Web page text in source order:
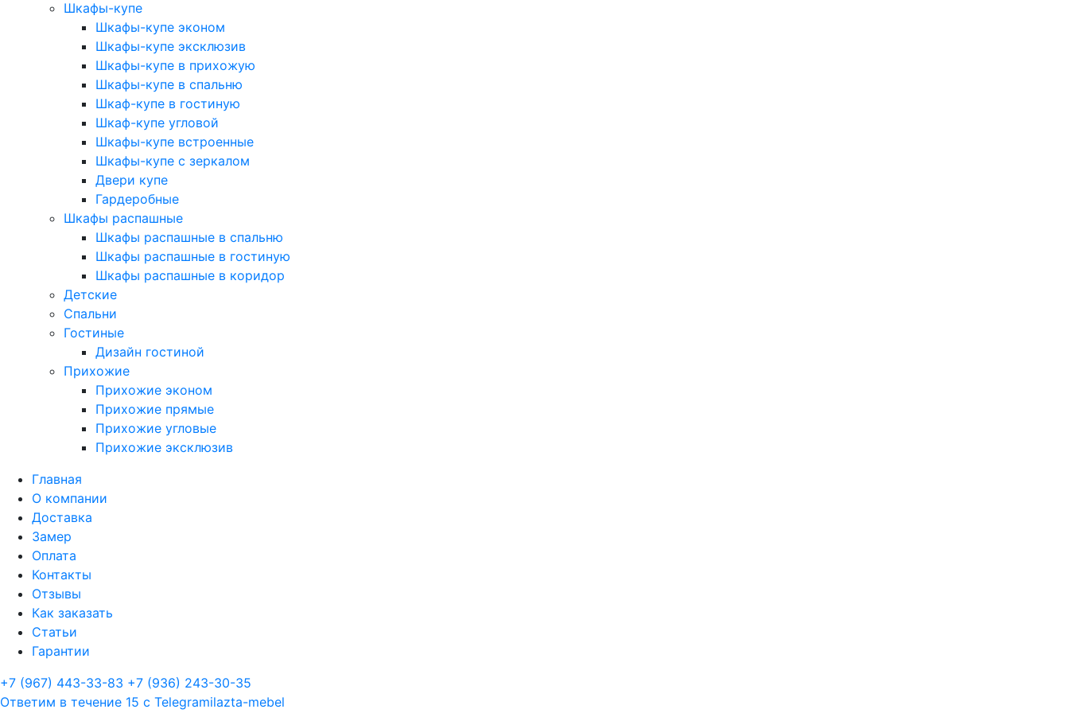
Шкафы-купе
Шкафы-купе эконом
Шкафы-купе эксклюзив
Шкафы-купе в прихожую
Шкафы-купе в спальню
Шкаф-купе в гостиную
Шкаф-купе угловой
Шкафы-купе встроенные
Шкафы-купе с зеркалом
Двери купе
Гардеробные
Шкафы распашные
Шкафы распашные в спальню
Шкафы распашные в гостиную
Шкафы распашные в коридор
Детские
Спальни
Гостиные
Дизайн гостиной
Прихожие
Прихожие эконом
Прихожие прямые
Прихожие угловые
Прихожие эксклюзив
Главная
О компании
Доставка
Замер
Оплата
Контакты
Отзывы
Как заказать
Статьи
Гарантии
+7 (967) 443-33-83 +7 (936) 243-30-35
Ответим в течение 15 с Telegramilazta-mebel